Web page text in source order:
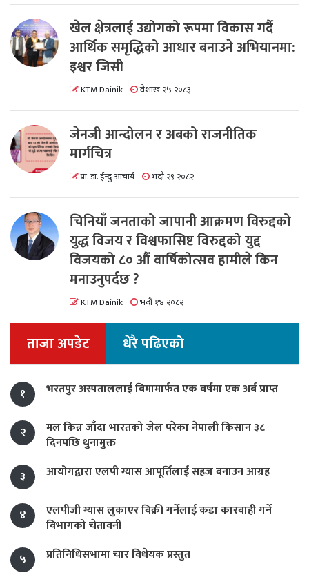
खेल क्षेत्रलाई उद्योगको रूपमा विकास गर्दै
आर्थिक समृद्धिको आधार बनाउने अभियानमा:
इश्वर जिसी
KTM Dainik वैशाख २५ २०८३
जेनजी आन्दोलन र अबको राजनीतिक
मार्गचित्र
प्रा. डा. ईन्दु आचार्य भदौ २९ २०८२
चिनियाँ जनताको जापानी आक्रमण विरुद्दको
युद्ध विजय र विश्वफासिष्ट विरुद्दको युद्द
विजयको ८० औं वार्षिकोत्सव हामीले किन
मनाउनुपर्दछ ?
KTM Dainik भदौ १४ २०८२
ताजा अपडेट धेरै पढिएको
१ भरतपुर अस्पताललाई बिमामार्फत एक वर्षमा एक अर्ब प्राप्त
२
मल किन्न जाँदा भारतको जेल परेका नेपाली किसान ३८
दिनपछि थुनामुक्त
३
आयोगद्वारा एलपी ग्यास आपूर्तिलाई सहज बनाउन आग्रह
४
एलपीजी ग्यास लुकाएर बिक्री गर्नेलाई कडा कारबाही गर्ने
विभागको चेतावनी
५
प्रतिनिधिसभामा चार विधेयक प्रस्तुत